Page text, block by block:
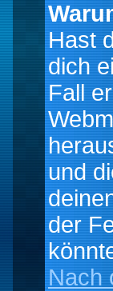
Hast
dich
Fall
und
der
Nach